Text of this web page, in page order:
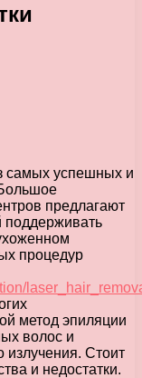
самых успешных и
предлагают
поддерживать
процедур
метод эпиляции
волос и
излучения. Стоит
и недостатки.